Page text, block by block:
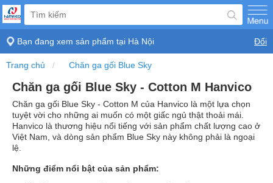
Bạn đang xem sản phẩm tại Hà Nội Đổi
Trang chủ Chăn ga gối Blue Sky
Chăn ga gối Blue Sky - Cotton M Hanvico
Chăn ga gối Blue Sky - Cotton M của Hanvico là một lựa chọn
tuyệt vời cho những ai muốn có một giấc ngủ thật thoải mái.
Hanvico là thương hiệu nổi tiếng với sản phẩm chất lượng cao ở
Việt Nam, và dòng sản phẩm Blue Sky này không phải là ngoại
lệ.
Những điểm nổi bật của sản phẩm: